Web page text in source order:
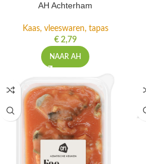
AH Achterham
Kaas, vleeswaren, tapas
€2,79
NAAR AH